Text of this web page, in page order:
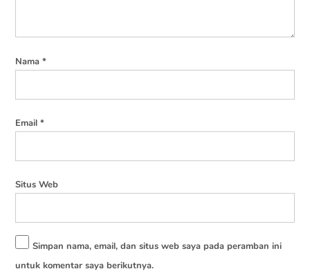
Nama*
Email*
Situs Web
Simpan nama, email, dan situs web saya pada peramban ini
untuk komentar saya berikutnya.